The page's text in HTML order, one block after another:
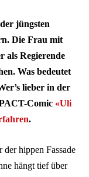
jüngsten
Die Frau mit
als Regierende
Was bedeutet
lieber in der
Comic «Uli
.
hippen Fassade
hängt tief über